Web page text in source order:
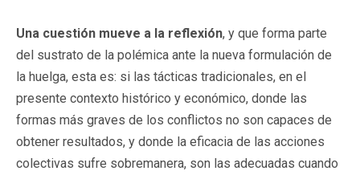
Una cuestión mueve a la reflexión, y que forma parte
del sustrato de la polémica ante la nueva formulación de
la huelga, esta es: si las tácticas tradicionales, en el
presente contexto histórico y económico, donde las
formas más graves de los conflictos no son capaces de
obtener resultados, y donde la eficacia de las acciones
colectivas sufre sobremanera, son las adecuadas cuando